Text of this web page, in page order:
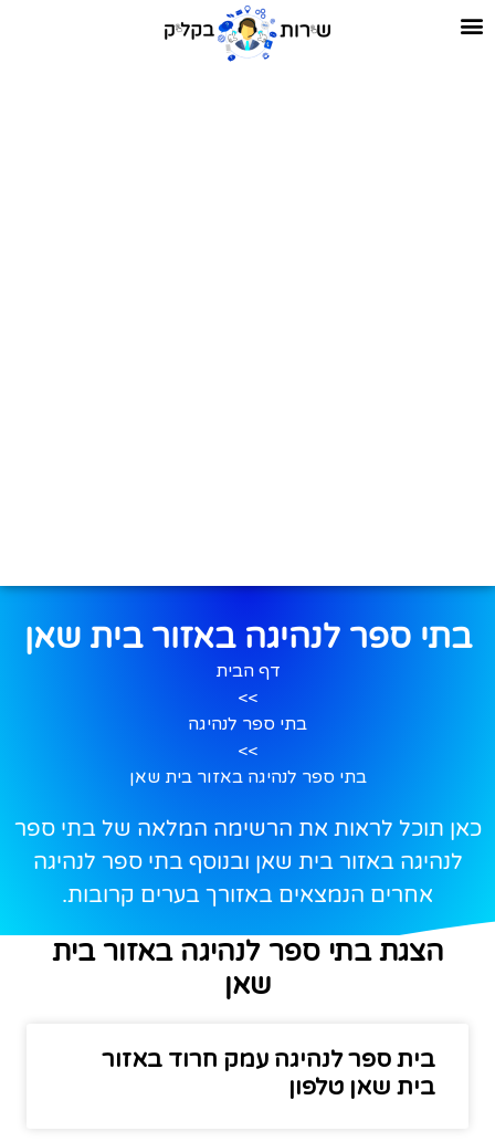
בתי ספר לנהיגה באזור בית שאן
דף הבית
>>
בתי ספר לנהיגה
>>
בתי ספר לנהיגה באזור בית שאן
כאן תוכל לראות את הרשימה המלאה של בתי ספר
לנהיגה באזור בית שאן ובנוסף בתי ספר לנהיגה
אחרים הנמצאים באזורך בערים קרובות.
הצגת בתי ספר לנהיגה באזור בית
שאן
בית ספר לנהיגה עמק חרוד באזור
בית שאן טלפון